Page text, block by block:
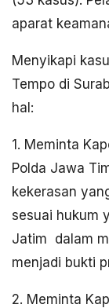
aparat
Menyikapi
Tempo di
hal:
1. Meminta
Polda Jawa
kekerasan
sesuai hukum
Jatim dalam
menjadi bukti
2. Meminta